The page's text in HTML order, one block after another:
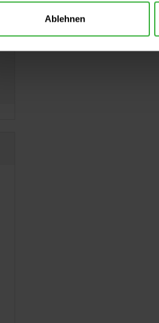
Ablehnen